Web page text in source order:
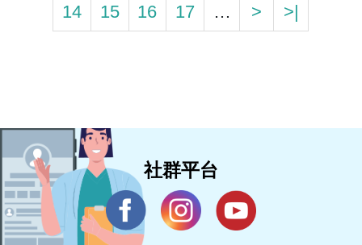
14
15 16 17 … > >|
社群平台